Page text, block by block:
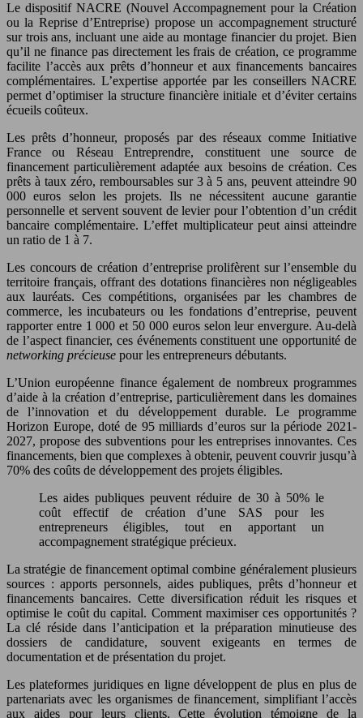
Le dispositif NACRE (Nouvel Accompagnement pour la Création
ou la Reprise d’Entreprise) propose un accompagnement structuré
sur trois ans, incluant une aide au montage financier du projet. Bien
qu’il ne finance pas directement les frais de création, ce programme
facilite l’accès aux prêts d’honneur et aux financements bancaires
complémentaires. L’expertise apportée par les conseillers NACRE
permet d’optimiser la structure financière initiale et d’éviter certains
écueils coûteux.
Les prêts d’honneur, proposés par des réseaux comme Initiative
France ou Réseau Entreprendre, constituent une source de
financement particulièrement adaptée aux besoins de création. Ces
prêts à taux zéro, remboursables sur 3 à 5 ans, peuvent atteindre 90
000 euros selon les projets. Ils ne nécessitent aucune garantie
personnelle et servent souvent de levier pour l’obtention d’un crédit
bancaire complémentaire. L’effet multiplicateur peut ainsi atteindre
un ratio de 1 à 7.
Les concours de création d’entreprise prolifèrent sur l’ensemble du
territoire français, offrant des dotations financières non négligeables
aux lauréats. Ces compétitions, organisées par les chambres de
commerce, les incubateurs ou les fondations d’entreprise, peuvent
rapporter entre 1 000 et 50 000 euros selon leur envergure. Au-delà
de l’aspect financier, ces événements constituent une opportunité de
networking précieuse pour les entrepreneurs débutants.
L’Union européenne finance également de nombreux programmes
d’aide à la création d’entreprise, particulièrement dans les domaines
de l’innovation et du développement durable. Le programme
Horizon Europe, doté de 95 milliards d’euros sur la période 2021-
2027, propose des subventions pour les entreprises innovantes. Ces
financements, bien que complexes à obtenir, peuvent couvrir jusqu’à
70% des coûts de développement des projets éligibles.
Les aides publiques peuvent réduire de 30 à 50% le
coût effectif de création d’une SAS pour les
entrepreneurs éligibles, tout en apportant un
accompagnement stratégique précieux.
La stratégie de financement optimal combine généralement plusieurs
sources : apports personnels, aides publiques, prêts d’honneur et
financements bancaires. Cette diversification réduit les risques et
optimise le coût du capital. Comment maximiser ces opportunités ?
La clé réside dans l’anticipation et la préparation minutieuse des
dossiers de candidature, souvent exigeants en termes de
documentation et de présentation du projet.
Les plateformes juridiques en ligne développent de plus en plus de
partenariats avec les organismes de financement, simplifiant l’accès
aux aides pour leurs clients. Cette évolution témoigne de la